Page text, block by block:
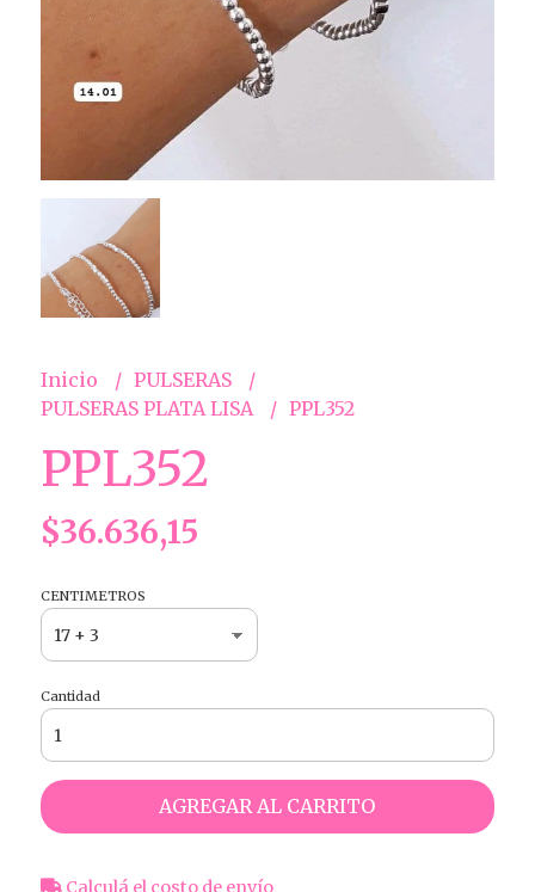
Inicio
PULSERAS
PULSERAS PLATA LISA
PPL352
PPL352
$36.636,15
CENTIMETROS
Cantidad
AGREGAR AL CARRITO
Calculá el costo de envío